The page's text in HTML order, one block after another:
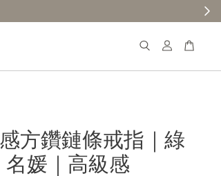
方鑽鏈條戒指｜綠
媛｜高級感